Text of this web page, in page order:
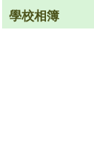
學校相簿